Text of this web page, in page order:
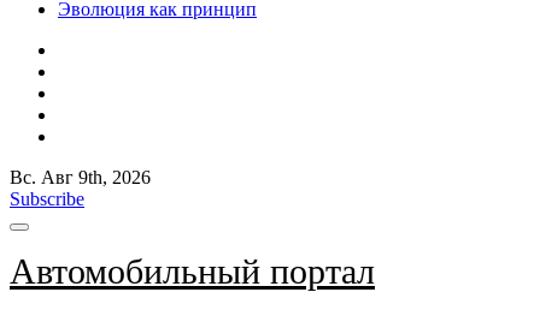
Эволюция как принцип
Вс. Авг 9th, 2026
Subscribe
Автомобильный портал